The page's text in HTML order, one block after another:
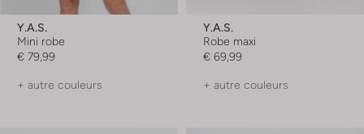
Y.a.s.
Mini robe
€ 79,99
+ autre couleurs
Y.a.s.
Robe maxi
€ 69,99
+ autre couleurs